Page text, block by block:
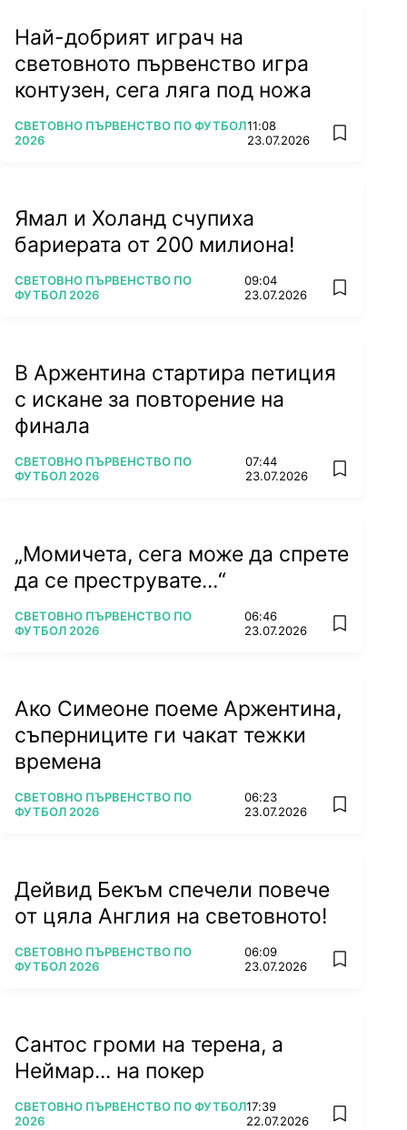
Най-добрият играч на
световното първенство игра
контузен, сега ляга под ножа
ПОВЕЧЕ ОТ
СВЕТОВНО ПЪРВЕНСТВО ПО ФУТБОЛ
2026
11:08
23.07.2026
add
Ямал и Холанд счупиха
бариерата от 200 милиона!
ПОВЕЧЕ ОТ
СВЕТОВНО ПЪРВЕНСТВО ПО
ФУТБОЛ 2026
09:04
23.07.2026
add
В Аржентина стартира петиция
с искане за повторение на
финала
ПОВЕЧЕ ОТ
СВЕТОВНО ПЪРВЕНСТВО ПО
ФУТБОЛ 2026
07:44
23.07.2026
add
„Момичета, сега може да спрете
да се преструвате...“
ПОВЕЧЕ ОТ
СВЕТОВНО ПЪРВЕНСТВО ПО
ФУТБОЛ 2026
06:46
23.07.2026
add
Ако Симеоне поеме Аржентина,
съперниците ги чакат тежки
времена
ПОВЕЧЕ ОТ
СВЕТОВНО ПЪРВЕНСТВО ПО
ФУТБОЛ 2026
06:23
23.07.2026
add
Дейвид Бекъм спечели повече
от цяла Англия на световното!
ПОВЕЧЕ ОТ
СВЕТОВНО ПЪРВЕНСТВО ПО
ФУТБОЛ 2026
06:09
23.07.2026
add
Сантос громи на терена, а
Неймар... на покер
ПОВЕЧЕ ОТ
СВЕТОВНО ПЪРВЕНСТВО ПО ФУТБОЛ
2026
17:39
22.07.2026
add